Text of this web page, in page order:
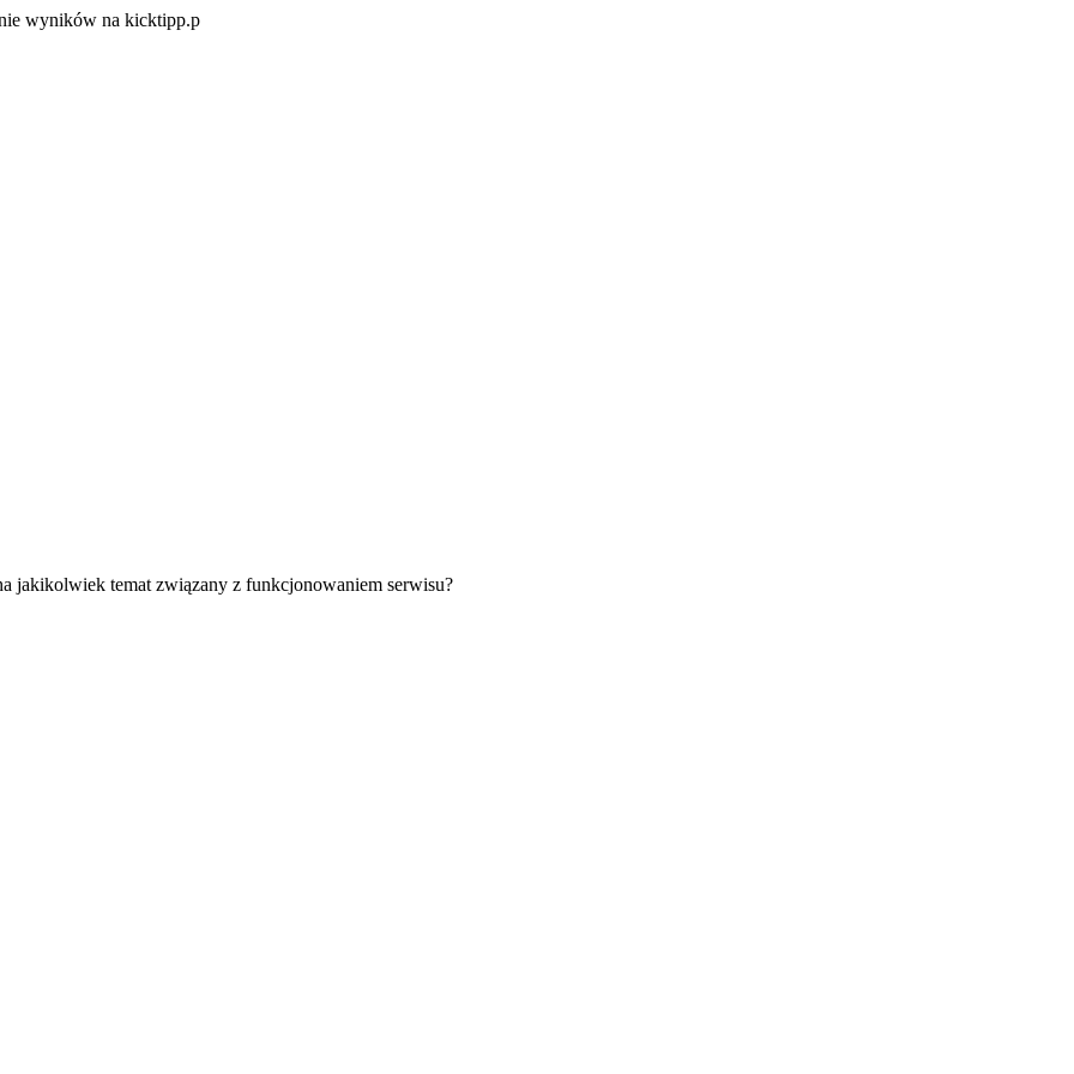
wyników na kicktipp.pZacznij
jakikolwiek temat związany z funkcjonowaniem serwisu?